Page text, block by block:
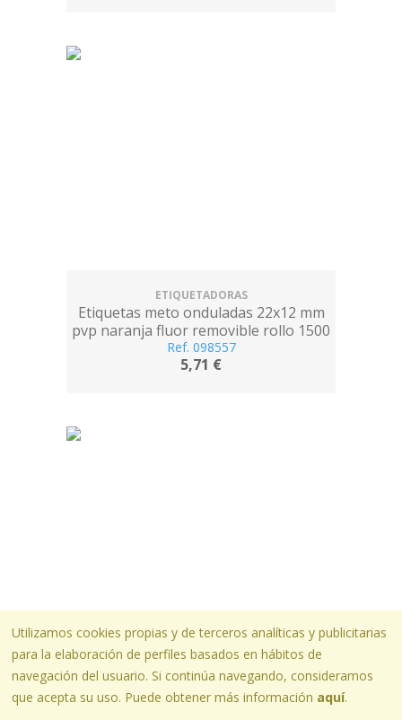
ETIQUETADORAS
Etiquetas meto onduladas 22x12 mm
pvp naranja fluor removible rollo 1500
etiquetas
Ref. 098557
5,71 €
ETIQUETADORAS
Etiquetas meto onduladas 26x16 mm
Utilizamos cookies propias y de terceros analíticas y publicitarias
para la elaboración de perfiles basados en hábitos de
navegación del usuario. Si continúa navegando, consideramos
que acepta su uso. Puede obtener más información aquí.